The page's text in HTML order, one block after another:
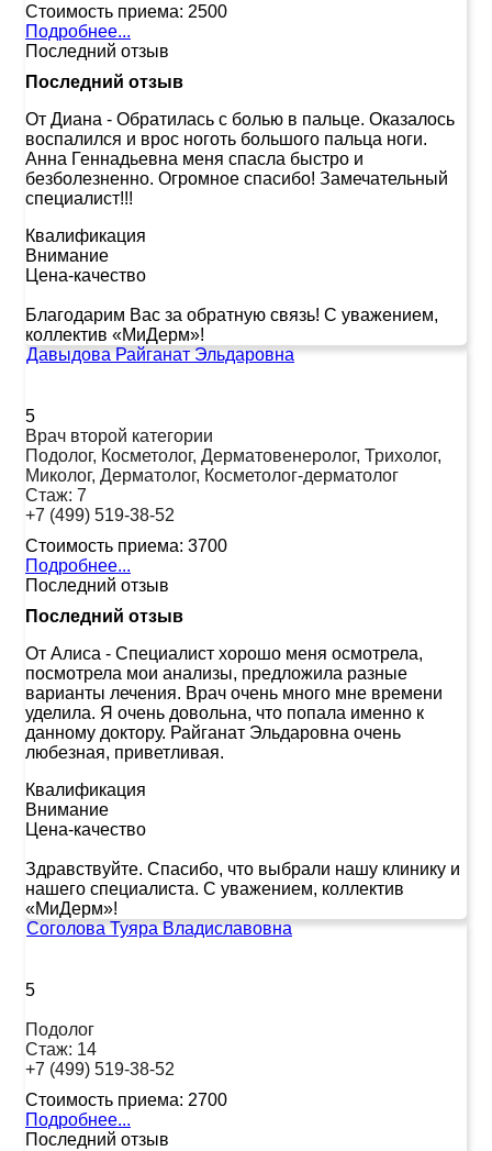
Стоимость приема: 2500
Подробнее...
Последний отзыв
Последний отзыв
От Диана - Обратилась с болью в пальце. Оказалось
воспалился и врос ноготь большого пальца ноги.
Анна Геннадьевна меня спасла быстро и
безболезненно. Огромное спасибо! Замечательный
специалист!!!
Квалификация
Внимание
Цена-качество
Благодарим Вас за обратную связь! С уважением,
коллектив «МиДерм»!
Давыдова Райганат Эльдаровна
5
Врач второй категории
Подолог, Косметолог, Дерматовенеролог, Трихолог,
Миколог, Дерматолог, Косметолог-дерматолог
Стаж: 7
+7 (499) 519-38-52
Стоимость приема: 3700
Подробнее...
Последний отзыв
Последний отзыв
От Алиса - Специалист хорошо меня осмотрела,
посмотрела мои анализы, предложила разные
варианты лечения. Врач очень много мне времени
уделила. Я очень довольна, что попала именно к
данному доктору. Райганат Эльдаровна очень
любезная, приветливая.
Квалификация
Внимание
Цена-качество
Здравствуйте. Спасибо, что выбрали нашу клинику и
нашего специалиста. С уважением, коллектив
«МиДерм»!
Соголова Туяра Владиславовна
5
Подолог
Стаж: 14
+7 (499) 519-38-52
Стоимость приема: 2700
Подробнее...
Последний отзыв